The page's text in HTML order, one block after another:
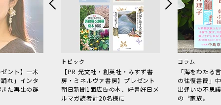
ント】一木
れ」インタ
た再生の群
トピック
【PR 光文社・創英社・みすず書
房・ミネルヴァ書房】プレゼント
朝日新聞1面広告の本、好書好日メ
ルマガ読者計20名様に
コラム
「海をわた
の往復書簡」
出逢いの不思
の〝家族〟